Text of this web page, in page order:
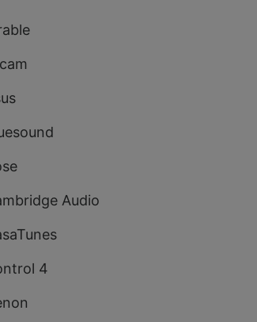
Audio
4